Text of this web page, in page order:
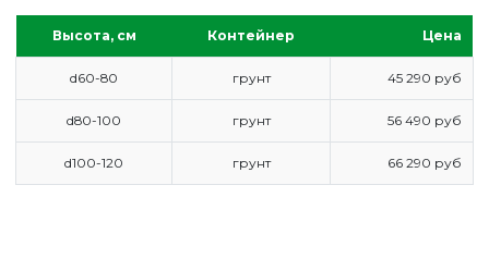
Высота, см Контейнер Цена
d60-80 грунт 45 290 руб
d80-100 грунт 56 490 руб
d100-120 грунт 66 290 руб